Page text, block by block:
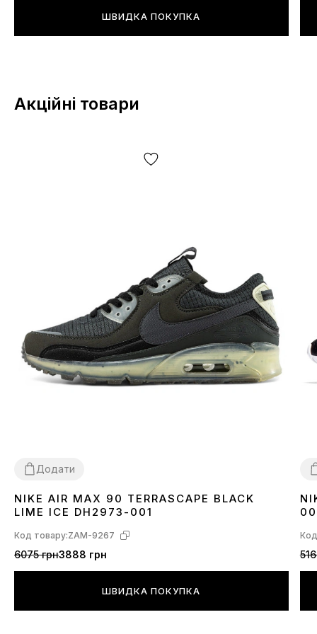
ШВИДКА ПОКУПКА
Акційні товари
Додати
3640 4142 434445
NIKE AIR MAX 90 TERRASCAPE BLACK
LIME ICE DH2973-001
Код товару:ZAM-9267
6075 грн3888 грн
ШВИДКА ПОКУПКА